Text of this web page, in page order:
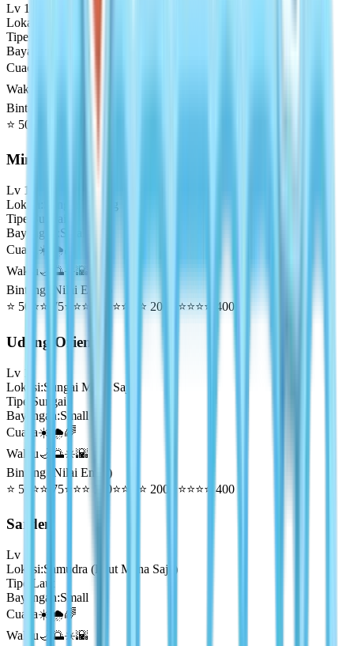
Lv 1
Lokasi
Tipe
Bayangan
Cuaca
Waktu
Bintang (Nilai Emas)
⭐ 50
Minnow
Lv 1
Lokasi
Tipe
Sungai
Bayangan
Small
Cuaca ☀️🌧️🌈
Waktu🌙🌅☀️🌇
Bintang (Nilai Emas)
⭐ 50 ⭐⭐ 75⭐⭐⭐ ⭐⭐⭐⭐ 200 ⭐⭐⭐⭐⭐ 400
Udang Oriental
Lv
Lokasi:Sungai Mana Saja
Tipe
Sungai
Bayangan:Small
Cuaca☀️🌧️🌈
Waktu🌙🌅☀️🌇
Bintang (Nilai Emas)
⭐ 50 ⭐⭐ 75⭐⭐⭐ 100⭐⭐⭐⭐ 200 ⭐⭐⭐⭐⭐ 400
Sarden
Lv
Lokasi:Samudra (Laut Mana Saja)
Tipe
Laut
Bayangan:Small
Cuaca☀️🌧️🌈
Waktu🌙🌅☀️🌇